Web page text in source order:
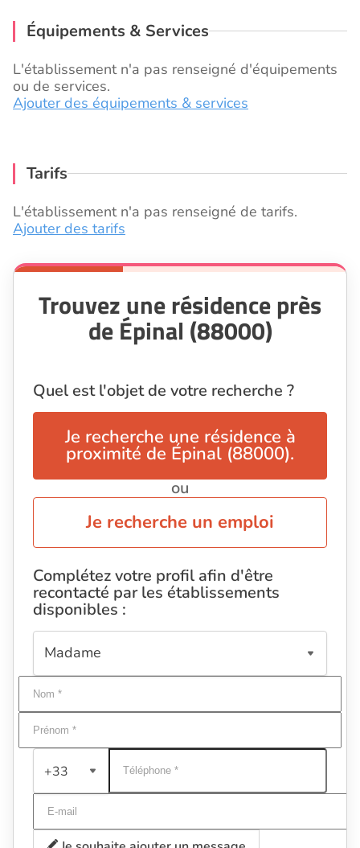
Équipements & Services
L'établissement n'a pas renseigné d'équipements
ou de services.
Ajouter des équipements & services
Tarifs
L'établissement n'a pas renseigné de tarifs.
Ajouter des tarifs
Trouvez une résidence près
de Épinal (88000)
Quel est l'objet de votre recherche ?
Je recherche une résidence à
proximité de Épinal (88000).
ou
Je recherche un emploi
Complétez votre profil afin d'être
recontacté par les établissements
disponibles :
+33